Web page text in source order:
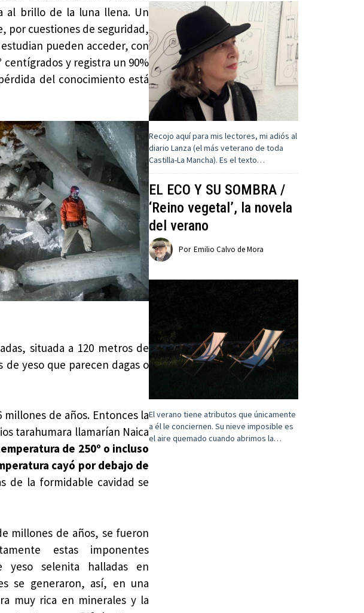
al brillo de la luna llena. Un
por cuestiones de seguridad,
pueden acceder, con
centígrados y registra un 90%
del conocimiento está
situada a 120 metros de
yeso que parecen dagas o
de años. Entonces la
tarahumara llamarían Naica
de 250º o incluso
cayó por debajo de
de la formidable cavidad se
millones de años, se fueron
estas imponentes
yeso selenita halladas en
se generaron, así, en una
muy rica en minerales y la
Recojo aquí para mis lectores, mi adiós al
diario Lanza (el más veterano de toda
Castilla-La Mancha). Es el texto…
EL ECO Y SU SOMBRA /
‘Reino vegetal’, la novela
del verano
Por Emilio Calvo de Mora
El verano tiene atributos que únicamente
a él le conciernen. Su nieve imposible es
el aire quemado cuando abrimos la…